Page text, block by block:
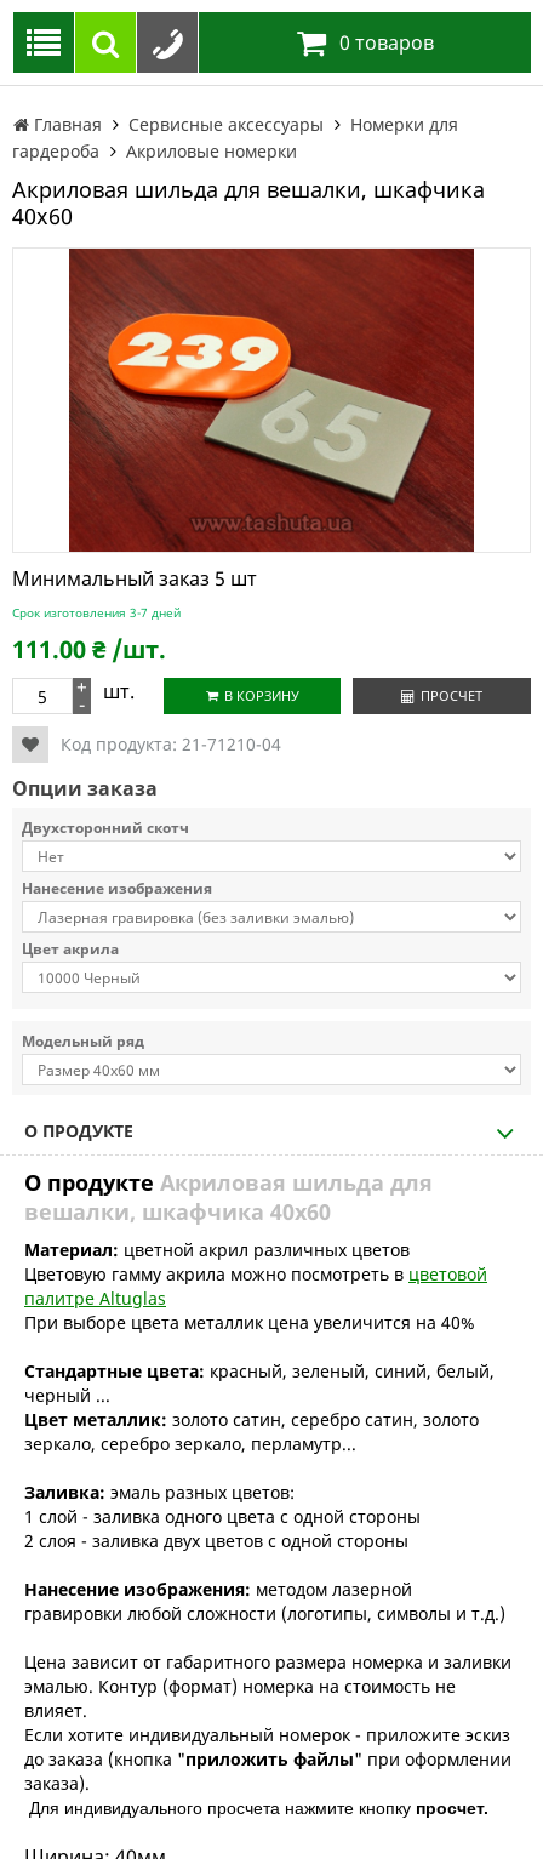
0 товаров
Главная Сервисные аксессуары
Номерки для
гардероба
Акриловые номерки
Акриловая шильда для вешалки, шкафчика
40х60
Минимальный заказ 5 шт
Срок изготовления 3-7 дней
111.00₴ /шт.
+
- шт. В КОРЗИНУ ПРОСЧЕТ
Код продукта: 21-71210-04
Опции заказа
Двухсторонний скотч
Нанесение изображения
Цвет акрила
Модельный ряд
О ПРОДУКТЕ
О продукте Акриловая шильда для
вешалки, шкафчика 40х60
Материал: цветной акрил различных цветов
Цветовую гамму акрила можно посмотреть в цветовой
палитре Altuglas
При выборе цвета металлик цена увеличится на 40%
Стандартные цвета: красный, зеленый, синий, белый,
черный ...
Цвет металлик: золото сатин, серебро сатин, золото
зеркало, серебро зеркало, перламутр...
Заливка: эмаль разных цветов:
1 слой - заливка одного цвета с одной стороны
2 слоя - заливка двух цветов с одной стороны
Нанесение изображения: методом лазерной
гравировки любой сложности (логотипы, символы и т.д.)
Цена зависит от габаритного размера номерка и заливки
эмалью. Контур (формат) номерка на стоимость не
влияет.
Если хотите индивидуальный номерок - приложите эскиз
до заказа (кнопка "приложить файлы" при оформлении
заказа).
Для индивидуального просчета нажмите кнопку просчет.